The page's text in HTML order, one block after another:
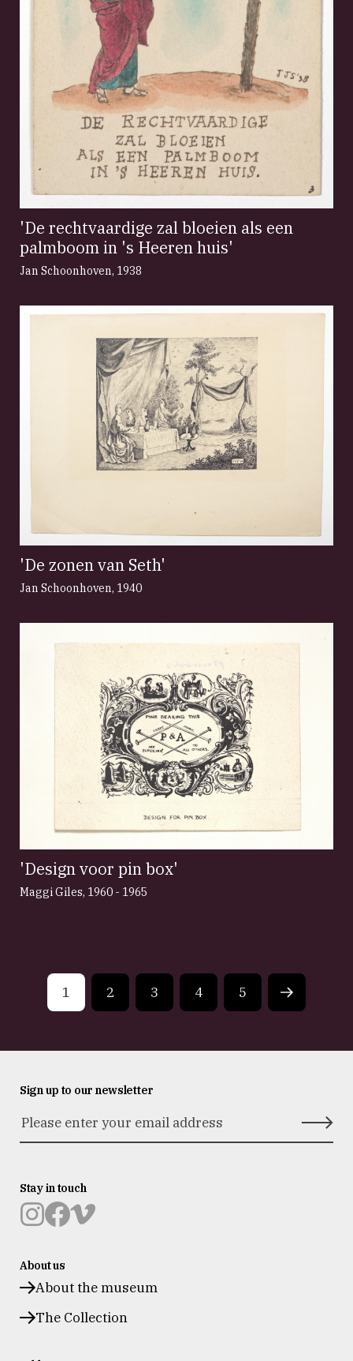
'De rechtvaardige zal bloeien als een
palmboom in 's Heeren huis'
Jan Schoonhoven, 1938
'De zonen van Seth'
Jan Schoonhoven, 1940
'Design voor pin box'
Maggi Giles, 1960 - 1965
1 2 3 4 5
Next
About us
About the museum
The Collection
Sign up to our newsletter
Stay in touch
Delft
op
Delft
op op